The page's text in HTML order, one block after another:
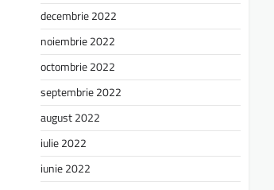
decembrie 2022
noiembrie 2022
octombrie 2022
septembrie 2022
august 2022
iulie 2022
iunie 2022